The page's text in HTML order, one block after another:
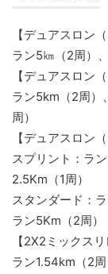
【デュアスロン
ラン5㎞（2周）
【デュアスロン
ラン5km（2周）
周）
【デュアスロン
スプリント：ラ
2.5Km（1周）
スタンダード：
ラン5Km（2周）
【2X2ミックス
ラン1.54km（2